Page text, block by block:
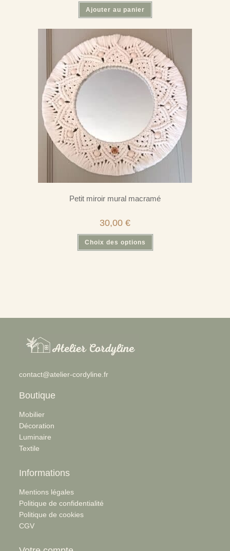
Ajouter au panier
Petit miroir mural macramé
30,00 €
Choix des options
contact@atelier-cordyline.fr
Boutique
Mobilier
Décoration
Luminaire
Textile
Informations
Mentions légales
Politique de confidentialité
Politique de cookies
CGV